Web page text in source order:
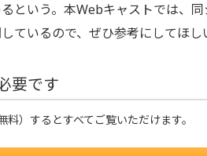
という。本Webキャストでは、
ているので、ぜひ参考にしてほし
要です
）するとすべてご覧いただけます。